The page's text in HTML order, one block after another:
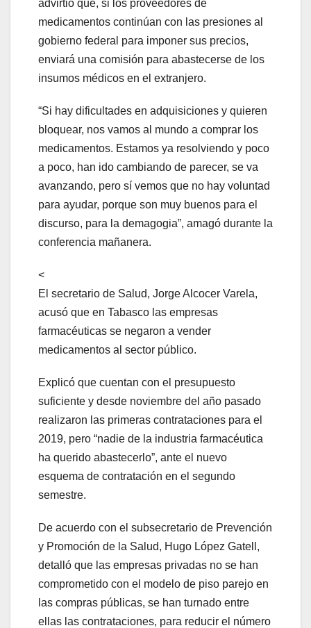
advirtió que, si los proveedores de
medicamentos continúan con las presiones al
gobierno federal para imponer sus precios,
enviará una comisión para abastecerse de los
insumos médicos en el extranjero.
“Si hay dificultades en adquisiciones y quieren
bloquear, nos vamos al mundo a comprar los
medicamentos. Estamos ya resolviendo y poco
a poco, han ido cambiando de parecer, se va
avanzando, pero sí vemos que no hay voluntad
para ayudar, porque son muy buenos para el
discurso, para la demagogia”, amagó durante la
conferencia mañanera.
<
El secretario de Salud, Jorge Alcocer Varela,
acusó que en Tabasco las empresas
farmacéuticas se negaron a vender
medicamentos al sector público.
Explicó que cuentan con el presupuesto
suficiente y desde noviembre del año pasado
realizaron las primeras contrataciones para el
2019, pero “nadie de la industria farmacéutica
ha querido abastecerlo”, ante el nuevo
esquema de contratación en el segundo
semestre.
De acuerdo con el subsecretario de Prevención
y Promoción de la Salud, Hugo López Gatell,
detalló que las empresas privadas no se han
comprometido con el modelo de piso parejo en
las compras públicas, se han turnado entre
ellas las contrataciones, para reducir el número